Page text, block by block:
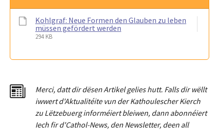
Kohlgraf: Neue Formen den Glauben zu leben
müssen gefördert werden
294 KB
Merci, dattdir dësen Artikel gelies hutt. Falls dir wëllt
iwwert d'Aktualitéite vun der Kathoulescher Kierch
zu Lëtzebuerg informéiert bleiwen, dann abonnéiert
Iech fir d'Cathol-News, den Newsletter, deen all